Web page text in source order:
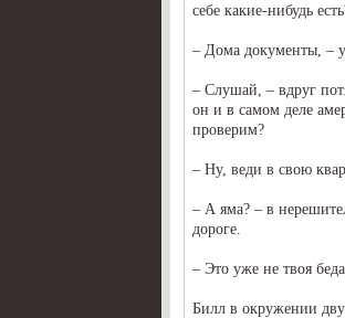
себе какие-нибудь
– Дома документы, –
– Слушай, – вдруг
он и в самом деле
проверим?
– Ну, веди в свою
– А яма? – в
дороге.
– Это уже не твоя
Билл в окружении